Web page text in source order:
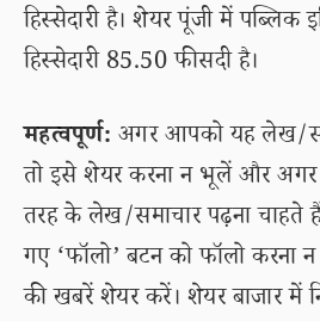
हिस्सेदारी है। शेयर पूंजी में पब्लिक
हिस्सेदारी 85.50 फीसदी है।
महत्वपूर्ण: अगर आपको यह लेख/
तो इसे शेयर करना न भूलें और
तरह के लेख/समाचार पढ़ना चाहते
गए ‘फॉलो’ बटन को फॉलो करना न
की खबरें शेयर करें। शेयर बाजार में